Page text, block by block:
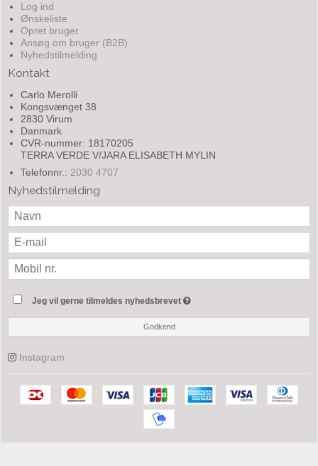
Log ind
Ønskeliste
Opret bruger
Ansøg om bruger (B2B)
Nyhedstilmelding
Kontakt
Carlo Merolli
Kongsvænget 38
2830 Virum
Danmark
CVR-nummer: 18170205
TERRA VERDE V/JARA ELISABETH MYLIN
Telefonnr.: 2030 4707
Nyhedstilmelding
Jeg vil gerne tilmeldes nyhedsbrevet
Godkend
Instagram